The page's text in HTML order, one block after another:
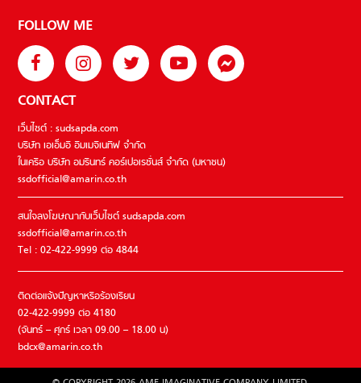
FOLLOW ME
CONTACT
เว็บไซต์ : sudsapda.com
บริษัท เอเอ็มอี อิมเมจิเนทีฟ จำกัด
ในเครือ บริษัท อมรินทร์ คอร์เปอเรชั่นส์ จำกัด (มหาชน)
ssdofficial@amarin.co.th
สนใจลงโฆษณากับเว็บไซต์ sudsapda.com
ssdofficial@amarin.co.th
Tel : 02-422-9999 ต่อ 4844
ติดต่อแจ้งปัญหาหรือร้องเรียน
02-422-9999 ต่อ 4180
(จันทร์ – ศุกร์ เวลา 09.00 – 18.00 น)
bdcx@amarin.co.th